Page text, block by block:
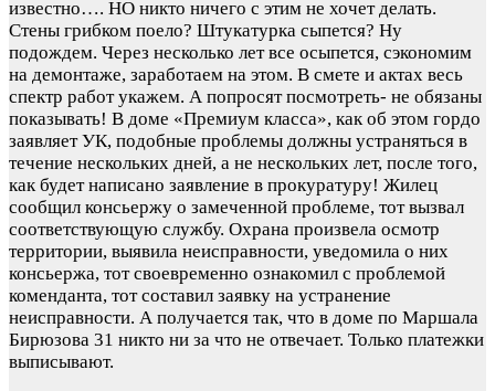
известно…. НО никто ничего с этим не хочет делать.
Стены грибком поело? Штукатурка сыпется? Ну
подождем. Через несколько лет все осыпется, сэкономим
на демонтаже, заработаем на этом. В смете и актах весь
спектр работ укажем. А попросят посмотреть- не обязаны
показывать! В доме «Премиум класса», как об этом гордо
заявляет УК, подобные проблемы должны устраняться в
течение нескольких дней, а не нескольких лет, после того,
как будет написано заявление в прокуратуру! Жилец
сообщил консьержу о замеченной проблеме, тот вызвал
соответствующую службу. Охрана произвела осмотр
территории, выявила неисправности, уведомила о них
консьержа, тот своевременно ознакомил с проблемой
коменданта, тот составил заявку на устранение
неисправности. А получается так, что в доме по Маршала
Бирюзова 31 никто ни за что не отвечает. Только платежки
выписывают.